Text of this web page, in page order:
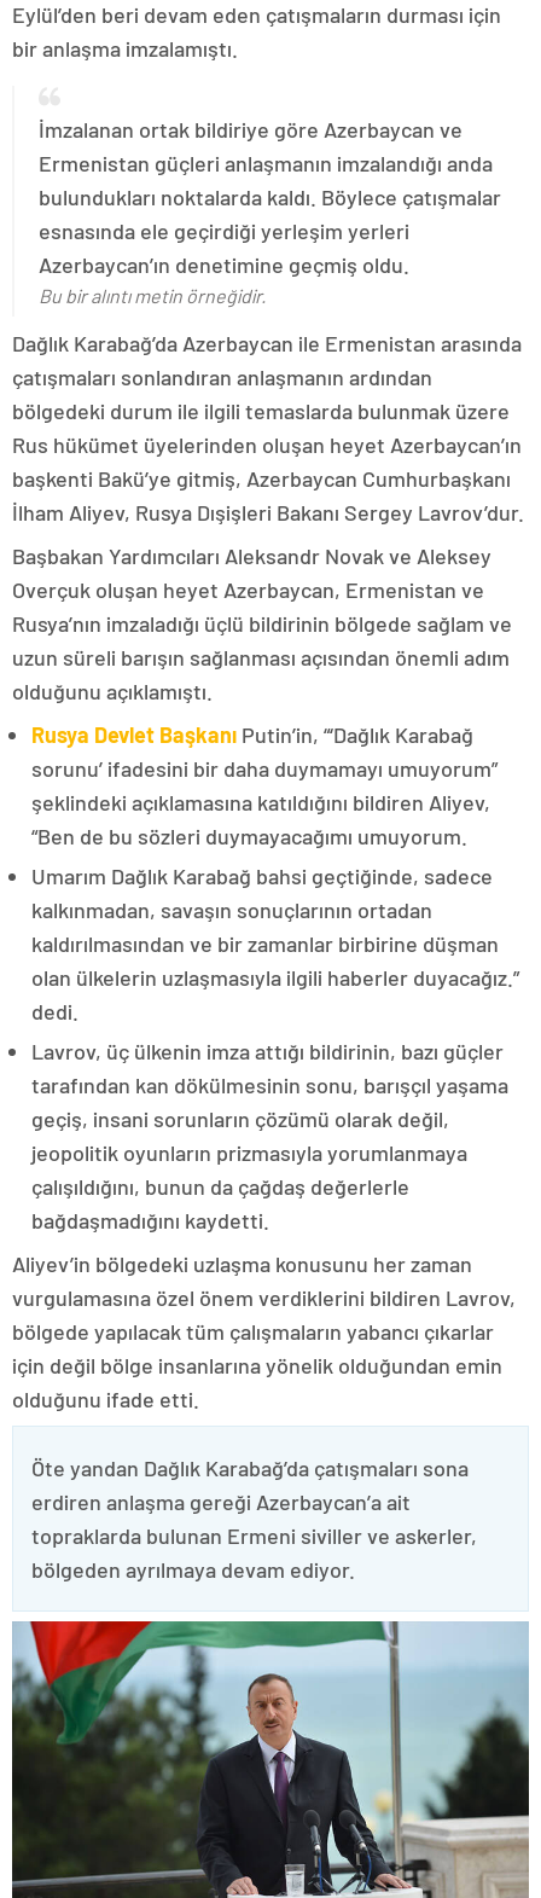
Eylül’den beri devam eden çatışmaların durması için
bir anlaşma imzalamıştı.
İmzalanan ortak bildiriye göre Azerbaycan ve
Ermenistan güçleri anlaşmanın imzalandığı anda
bulundukları noktalarda kaldı. Böylece çatışmalar
esnasında ele geçirdiği yerleşim yerleri
Azerbaycan’ın denetimine geçmiş oldu.
Bu bir alıntı metin örneğidir.
Dağlık Karabağ’da Azerbaycan ile Ermenistan arasında
çatışmaları sonlandıran anlaşmanın ardından
bölgedeki durum ile ilgili temaslarda bulunmak üzere
Rus hükümet üyelerinden oluşan heyet Azerbaycan’ın
başkenti Bakü’ye gitmiş, Azerbaycan Cumhurbaşkanı
İlham Aliyev, Rusya Dışişleri Bakanı Sergey Lavrov’dur.
Başbakan Yardımcıları Aleksandr Novak ve Aleksey
Overçuk oluşan heyet Azerbaycan, Ermenistan ve
Rusya’nın imzaladığı üçlü bildirinin bölgede sağlam ve
uzun süreli barışın sağlanması açısından önemli adım
olduğunu açıklamıştı.
Rusya Devlet Başkanı Putin’in, “‘Dağlık Karabağ
sorunu’ ifadesini bir daha duymamayı umuyorum”
şeklindeki açıklamasına katıldığını bildiren Aliyev,
“Ben de bu sözleri duymayacağımı umuyorum.
Umarım Dağlık Karabağ bahsi geçtiğinde, sadece
kalkınmadan, savaşın sonuçlarının ortadan
kaldırılmasından ve bir zamanlar birbirine düşman
olan ülkelerin uzlaşmasıyla ilgili haberler duyacağız.”
dedi.
Lavrov, üç ülkenin imza attığı bildirinin, bazı güçler
tarafından kan dökülmesinin sonu, barışçıl yaşama
geçiş, insani sorunların çözümü olarak değil,
jeopolitik oyunların prizmasıyla yorumlanmaya
çalışıldığını, bunun da çağdaş değerlerle
bağdaşmadığını kaydetti.
Aliyev’in bölgedeki uzlaşma konusunu her zaman
vurgulamasına özel önem verdiklerini bildiren Lavrov,
bölgede yapılacak tüm çalışmaların yabancı çıkarlar
için değil bölge insanlarına yönelik olduğundan emin
olduğunu ifade etti.
Öte yandan Dağlık Karabağ’da çatışmaları sona
erdiren anlaşma gereği Azerbaycan’a ait
topraklarda bulunan Ermeni siviller ve askerler,
bölgeden ayrılmaya devam ediyor.